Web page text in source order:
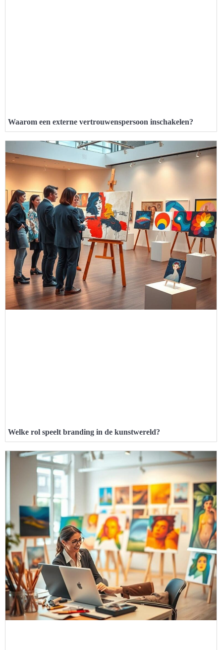
Waarom een externe vertrouwenspersoon inschakelen?
Welke rol speelt branding in de kunstwereld?